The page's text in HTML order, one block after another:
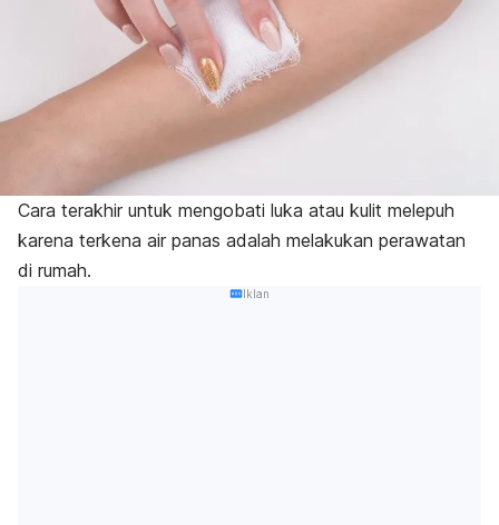
Cara terakhir untuk mengobati luka atau kulit melepuh
karena terkena air panas adalah melakukan perawatan
di rumah.
Iklan